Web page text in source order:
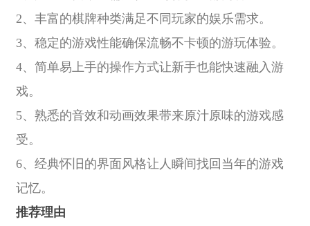
2、丰富的棋牌种类满足不同玩家的娱乐需求。
3、稳定的游戏性能确保流畅不卡顿的游玩体验。
4、简单易上手的操作方式让新手也能快速融入游
戏。
5、熟悉的音效和动画效果带来原汁原味的游戏感
受。
6、经典怀旧的界面风格让人瞬间找回当年的游戏
记忆。
推荐理由